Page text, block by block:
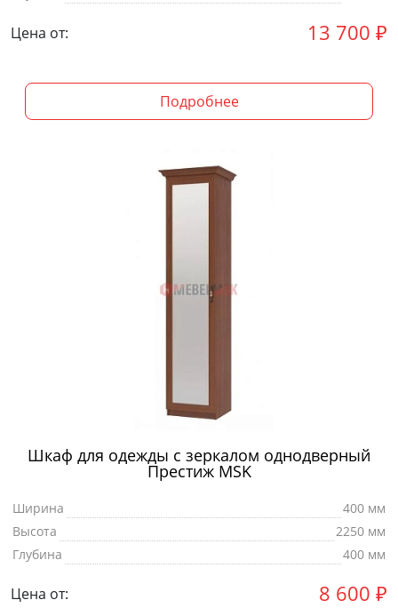
Цена от: 13 700 ₽
Подробнее
Шкаф для одежды с зеркалом однодверный
Престиж MSK
Ширина
400 мм
Высота
2250 мм
Глубина
400 мм
Цена от: 8 600 ₽